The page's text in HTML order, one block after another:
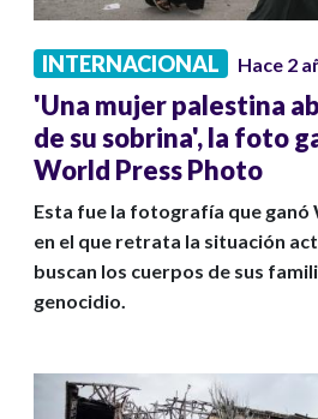
INTERNACIONAL Hace 2
'Una mujer palestina
de su sobrina', la foto
World Press Photo
Esta fue la fotografía que ganó
en el que retrata la situación
buscan los cuerpos de sus
genocidio.